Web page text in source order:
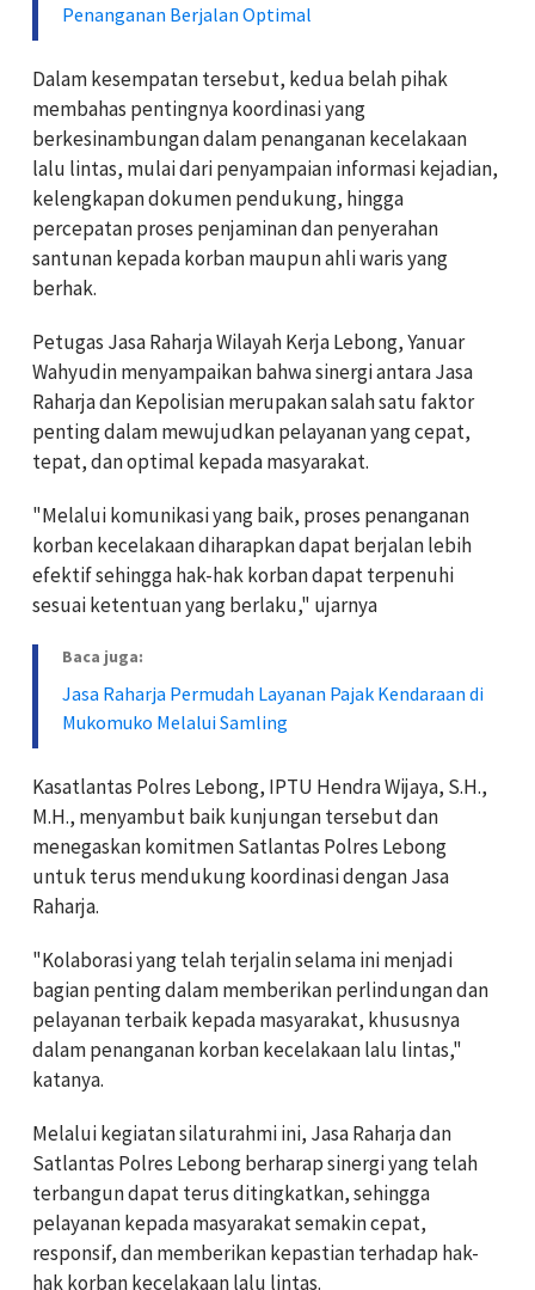
Penanganan Berjalan Optimal
Dalam kesempatan tersebut, kedua belah pihak
membahas pentingnya koordinasi yang
berkesinambungan dalam penanganan kecelakaan
lalu lintas, mulai dari penyampaian informasi kejadian,
kelengkapan dokumen pendukung, hingga
percepatan proses penjaminan dan penyerahan
santunan kepada korban maupun ahli waris yang
berhak.
Petugas Jasa Raharja Wilayah Kerja Lebong, Yanuar
Wahyudin menyampaikan bahwa sinergi antara Jasa
Raharja dan Kepolisian merupakan salah satu faktor
penting dalam mewujudkan pelayanan yang cepat,
tepat, dan optimal kepada masyarakat.
"Melalui komunikasi yang baik, proses penanganan
korban kecelakaan diharapkan dapat berjalan lebih
efektif sehingga hak-hak korban dapat terpenuhi
sesuai ketentuan yang berlaku," ujarnya
Baca juga:
Jasa Raharja Permudah Layanan Pajak Kendaraan di
Mukomuko Melalui Samling
Kasatlantas Polres Lebong, IPTU Hendra Wijaya, S.H.,
M.H., menyambut baik kunjungan tersebut dan
menegaskan komitmen Satlantas Polres Lebong
untuk terus mendukung koordinasi dengan Jasa
Raharja.
"Kolaborasi yang telah terjalin selama ini menjadi
bagian penting dalam memberikan perlindungan dan
pelayanan terbaik kepada masyarakat, khususnya
dalam penanganan korban kecelakaan lalu lintas,"
katanya.
Melalui kegiatan silaturahmi ini, Jasa Raharja dan
Satlantas Polres Lebong berharap sinergi yang telah
terbangun dapat terus ditingkatkan, sehingga
pelayanan kepada masyarakat semakin cepat,
responsif, dan memberikan kepastian terhadap hak-
hak korban kecelakaan lalu lintas.